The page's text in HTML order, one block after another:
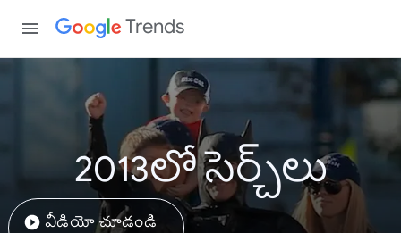
Trends
2013లో సెర్చ్‌లు
వీడియో చూడండి